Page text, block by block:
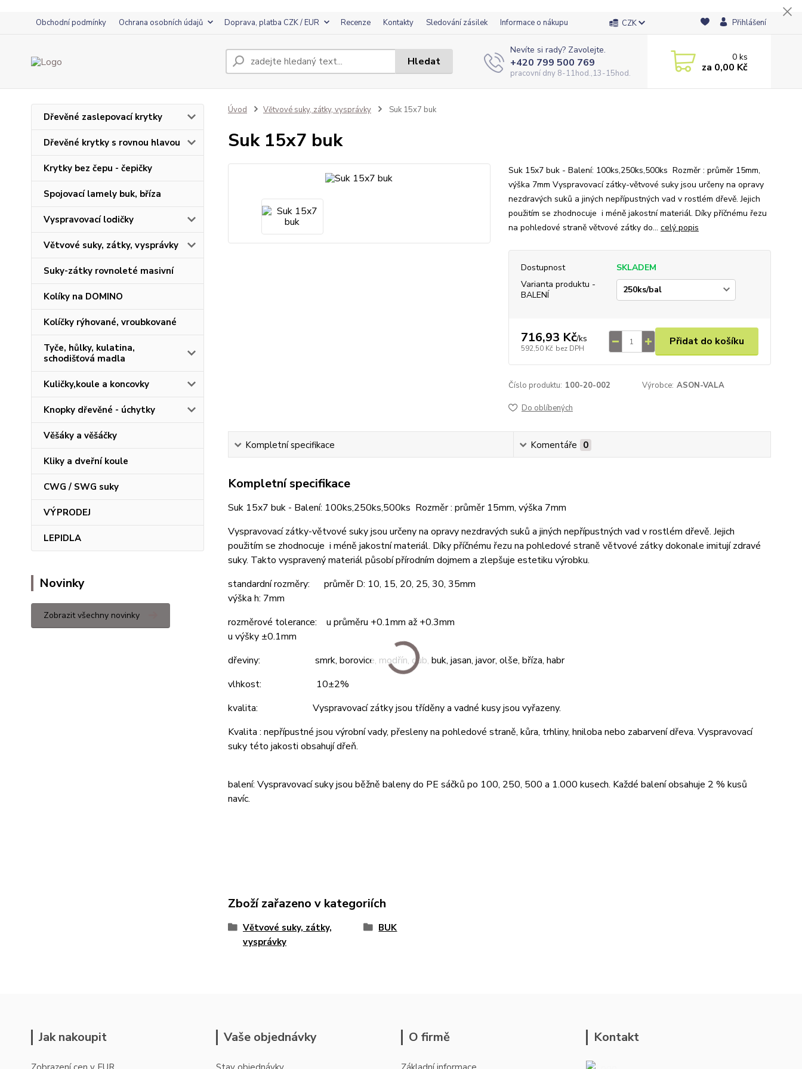
Obchodní podmínky Ochrana osobních údajů Doprava, platba CZK / EUR Recenze Kontakty Sledování zásilek Informace o nákupu CZK Přihlášení
Hledat
Nevíte si rady? Zavolejte.
+420 799 500 769
pracovní dny 8-11hod.,13-15hod.
0ks
za 0,00 Kč
Dřevěné zaslepovací krytky
Dřevěné krytky s rovnou hlavou
Krytky bez čepu - čepičky
Spojovací lamely buk, bříza
Vyspravovací lodičky
Větvové suky, zátky, vysprávky
Suky-zátky rovnoleté masivní
Kolíky na DOMINO
Kolíčky rýhované, vroubkované
Tyče, hůlky, kulatina,
schodišťová madla
Kuličky,koule a koncovky
Knopky dřevěné - úchytky
Věšáky a věšáčky
Kliky a dveřní koule
CWG / SWG suky
VÝPRODEJ
LEPIDLA
Novinky
Zobrazit všechny novinky
Úvod Větvové suky, zátky, vysprávky Suk 15x7 buk
Suk 15x7 buk
Suk 15x7 buk - Balení: 100ks,250ks,500ks Rozměr : průměr 15mm,
výška 7mm Vyspravovací zátky-větvové suky jsou určeny na opravy
nezdravých suků a jiných nepřípustných vad v rostlém dřevě. Jejich
použitím se zhodnocuje i méně jakostní materiál. Díky příčnému řezu
na pohledové straně větvové zátky do... celý popis
Dostupnost
SKLADEM
Varianta produktu -
BALENÍ
716,93 Kč/ks
592,50 Kč bez DPH
Přidat do košíku
Číslo produktu: 100-20-002 Výrobce: ASON-VALA
Do oblíbených
Kompletní specifikace Komentáře 0
Kompletní specifikace
Suk 15x7 buk - Balení: 100ks,250ks,500ks Rozměr : průměr 15mm, výška 7mm
Vyspravovací zátky-větvové suky jsou určeny na opravy nezdravých suků a jiných nepřípustných vad v rostlém dřevě. Jejich
použitím se zhodnocuje i méně jakostní materiál. Díky příčnému řezu na pohledové straně větvové zátky dokonale imitují zdravé
suky. Takto vyspravený materiál působí přírodním dojmem a zlepšuje estetiku výrobku.
standardní rozměry: průměr D: 10, 15, 20, 25, 30, 35mm
výška h: 7mm
rozměrové tolerance: u průměru +0.1mm až +0.3mm
u výšky ±0.1mm
dřeviny: smrk, borovice, modřín, dub, buk, jasan, javor, olše, bříza, habr
vlhkost: 10±2%
kvalita: Vyspravovací zátky jsou tříděny a vadné kusy jsou vyřazeny.
Kvalita : nepřípustné jsou výrobní vady, přesleny na pohledové straně, kůra, trhliny, hniloba nebo zabarvení dřeva. Vyspravovací
suky této jakosti obsahují dřeň.
balení: Vyspravovací suky jsou běžně baleny do PE sáčků po 100, 250, 500 a 1.000 kusech. Každé balení obsahuje 2 % kusů
navíc.
Zboží zařazeno v kategoriích
Větvové suky, zátky,
vysprávky
BUK
Jak nakoupit Vaše objednávky O firmě Kontakt